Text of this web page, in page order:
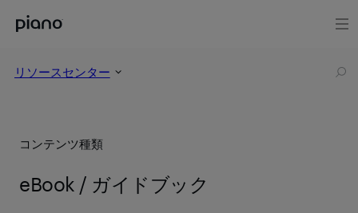
リソースセンター
コンテンツ種類
eBook / ガイドブック